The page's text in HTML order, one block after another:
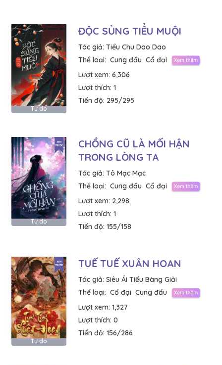
Tự do
ĐỘC SỦNG TIỂU MUỘI
Tác giả: Tiểu Chu Dao Dao
Thể loại: Cung đấu Cổ đại
Lượt xem: 6,306
Lượt thích: 1
Tiến độ: 295/295
Tự do
CHỒNG CŨ LÀ MỐI HẬN
TRONG LÒNG TA
Tác giả: Tô Mạc Mạc
Thể loại: Cung đấu Cổ đại
Lượt xem: 2,298
Lượt thích: 1
Tiến độ: 155/158
Tự do
TUẾ TUẾ XUÂN HOAN
Tác giả: Siêu Ái Tiểu Bàng Giải
Thể loại: Cổ đại Cung đấu
Lượt xem: 1,327
Lượt thích: 0
Tiến độ: 156/286